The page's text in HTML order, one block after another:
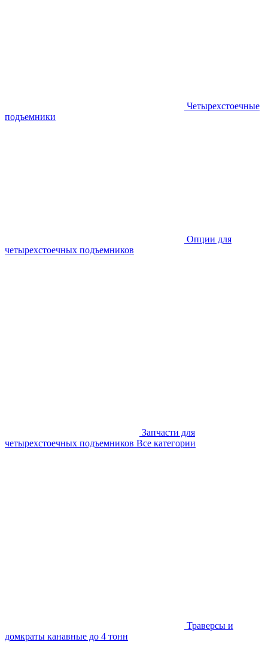
Четырехстоечные
подъемники
Опции для
четырехстоечных подъемников
Запчасти для
четырехстоечных подъемников Все категории
Траверсы и
домкраты канавные до 4 тонн